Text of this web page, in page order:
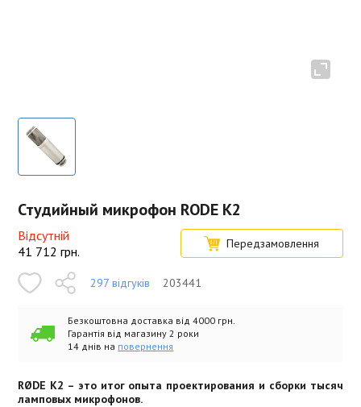
Студийный микрофон RODE K2
Відсутній
41 712 грн. Передзамовлення
297 відгуків 203441
Безкоштовна доставка від 4000 грн.
Гарантія від магазину 2 роки
14 днів на повернення
RØDE K2 – это итог опыта проектирования и сборки тысяч
ламповых микрофонов.